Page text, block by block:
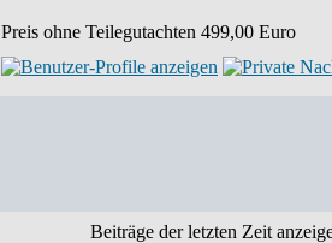
Preis ohne Teilegutachten 499,00 Euro
Beiträge der letzten Zeit